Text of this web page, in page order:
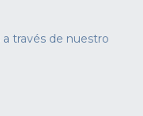
través de nuestro